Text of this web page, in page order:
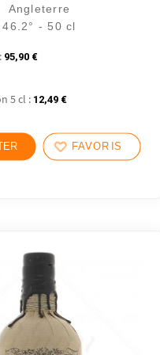
Angleterre
46.2° - 50 cl
95,90 €
5 cl : 12,49 €
FAVORIS